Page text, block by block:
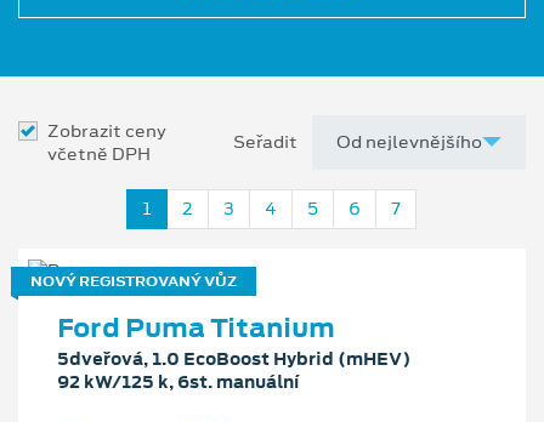
Zobrazit ceny
včetně DPH
Seřadit
1 2 3 4 5 6 7
NOVÝ REGISTROVANÝ VŮZ
Ford Puma Titanium
5dveřová, 1.0 EcoBoost Hybrid (mHEV)
92 kW/125 k, 6st. manuální